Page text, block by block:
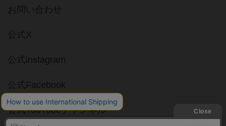
お問い合わせ
公式X
公式instagram
公式Facebook
公式YouTubeチャンネル